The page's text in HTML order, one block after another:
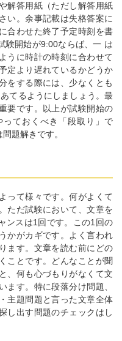
解答用紙（ただし解答用紙
い。余事記載は失格答案に
合わせた終了予定時刻を書
験開始が9:00ならば、一 は
うに時計の時刻に合わせて
定より遅れているかどうか
をする際には、少なくとも
てるようにしましょう。最
要です。以上が試験開始の
ておくべき「段取り」で
題解きです。
って様々です。何がよくて
ただ試験において、文章を
ンスは1回です。この1回の
かがカギです。よく言われ
ます。文章を読む前にどの
ことです。どんなことが聞
、何も心づもりがなくて文
ます。特に段落分け問題、
主題問題と言った文章全体
し出す問題のチェックはし